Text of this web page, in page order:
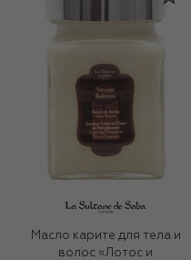
Масло карите для тела и
волос «Лотос и